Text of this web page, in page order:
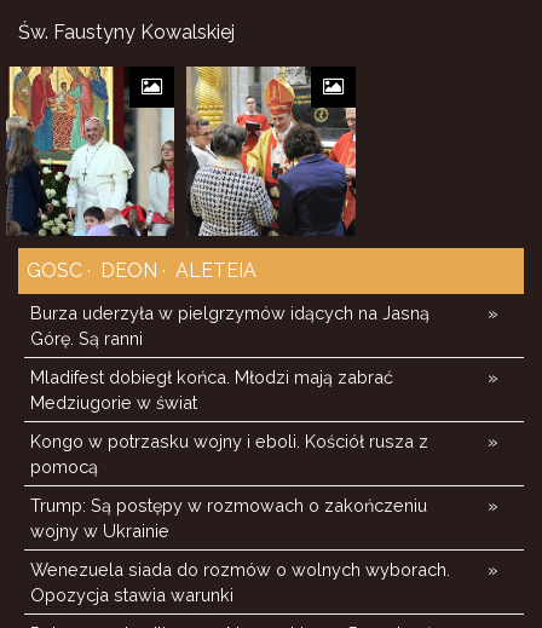
Św. Faustyny Kowalskiej
GOSC DEON ALETEIA
»
Burza uderzyła w pielgrzymów idących na Jasną
Górę. Są ranni
»
Mladifest dobiegł końca. Młodzi mają zabrać
Medziugorie w świat
»
Kongo w potrzasku wojny i eboli. Kościół rusza z
pomocą
»
Trump: Są postępy w rozmowach o zakończeniu
wojny w Ukrainie
»
Wenezuela siada do rozmów o wolnych wyborach.
Opozycja stawia warunki